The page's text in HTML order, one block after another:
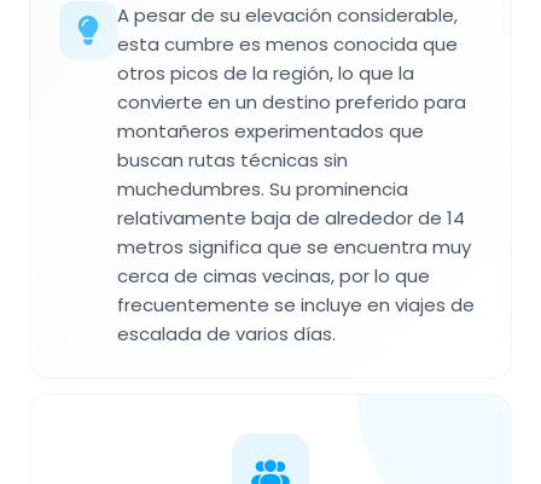
A pesar de su elevación considerable,
esta cumbre es menos conocida que
otros picos de la región, lo que la
convierte en un destino preferido para
montañeros experimentados que
buscan rutas técnicas sin
muchedumbres. Su prominencia
relativamente baja de alrededor de 14
metros significa que se encuentra muy
cerca de cimas vecinas, por lo que
frecuentemente se incluye en viajes de
escalada de varios días.